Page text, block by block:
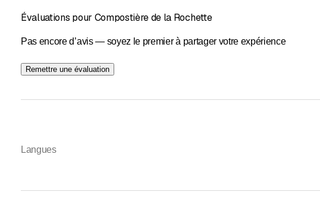
Évaluations pour Compostière de la Rochette
Pas encore d’avis — soyez le premier à partager votre expérience
Remettre une évaluation
Langues